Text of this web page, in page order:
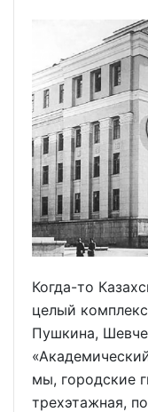
Когда-то
целый
Пушкина,
мы, городские
трехэтажная,